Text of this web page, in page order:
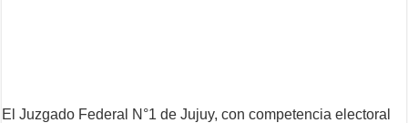
El Juzgado Federal N°1 de Jujuy, con competencia electoral